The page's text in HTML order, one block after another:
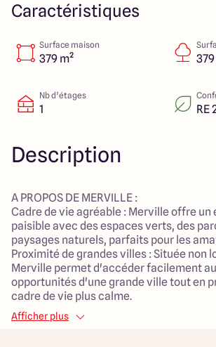
Maisons ARLOGIS Nord
Lille - Villeneuve d'Ascq
03 66
Valenciennes - Marly 03 27
Caractéristiques
Surface maison
379 m² 379
Nb d’étages
1 RE
Description
A PROPOS DE MERVILLE :
Cadre de vie agréable : Merville offre
paisible avec des espaces verts, des
paysages naturels, parfaits pour les
Proximité de grandes villes : Située non
Merville permet d'accéder facilement
opportunités d'une grande ville tout en
cadre de vie plus calme.
Transports : Bien desservie par les
en commun, Merville facilite les
Afficher plus